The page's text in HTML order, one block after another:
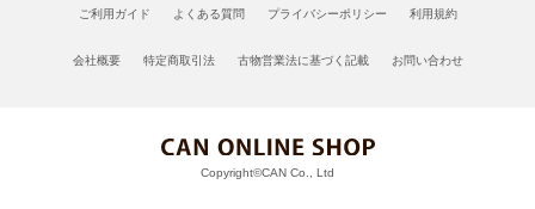
ご利用ガイド よくある質問 プライバシーポリシー 利用規約
会社概要 特定商取引法 古物営業法に基づく記載 お問い合わせ
Copyright©CAN Co., Ltd